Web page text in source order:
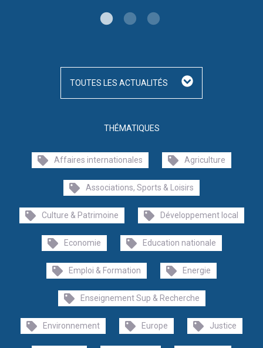
THÉMATIQUES
Affaires internationales Agriculture
Associations, Sports & Loisirs
Culture & Patrimoine Développement local
Economie Education nationale
Emploi & Formation Energie
Enseignement Sup & Recherche
Environnement Europe Justice
TOUTES LES ACTUALITÉS